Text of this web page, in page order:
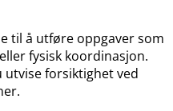
til å utføre oppgaver som
fysisk koordinasjon.
utvise forsiktighet ved